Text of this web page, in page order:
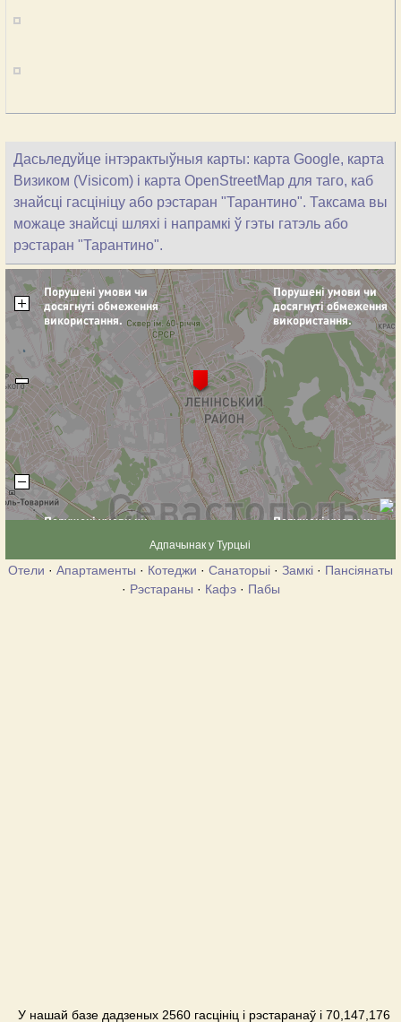
Дасьледуйце інтэрактыўныя карты: карта Google, карта
Визиком (Visicom) і карта OpenStreetMap для таго, каб
знайсці гасцініцу або рэстаран "Тарантино". Таксама вы
можаце знайсці шляхі і напрамкі ў гэты гатэль або
рэстаран "Тарантино".
Адпачынак у Турцыі
Отели · Апартаменты · Котеджи · Санаторыі · Замкі · Пансіянаты
· Рэстараны · Кафэ· Пабы
У нашай базе дадзеных 2560 гасцініц і рэстаранаў і 70,147,176